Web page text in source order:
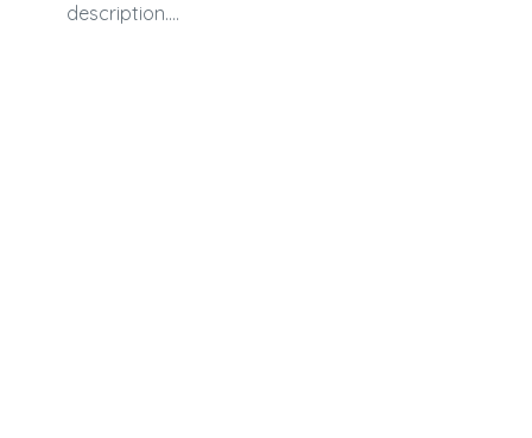
description….